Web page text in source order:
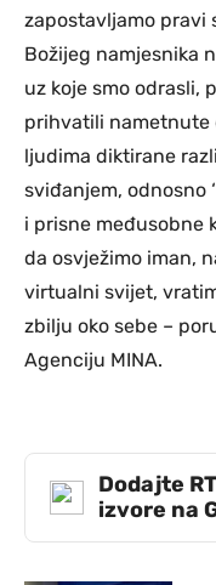
zapostavljamo pravi
Božijeg namjesnika
uz koje smo odrasli,
prihvatili nametnute
ljudima diktirane
sviđanjem, odnosno
i prisne međusobne
da osvježimo iman,
virtualni svijet,
zbilju oko sebe –
Agenciju MINA.
Dodajte
izvore na